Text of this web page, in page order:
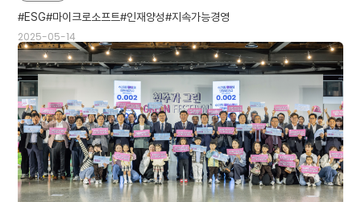
2025-05-14
ESG 마이크로소프트 인재양성 지속가능경영